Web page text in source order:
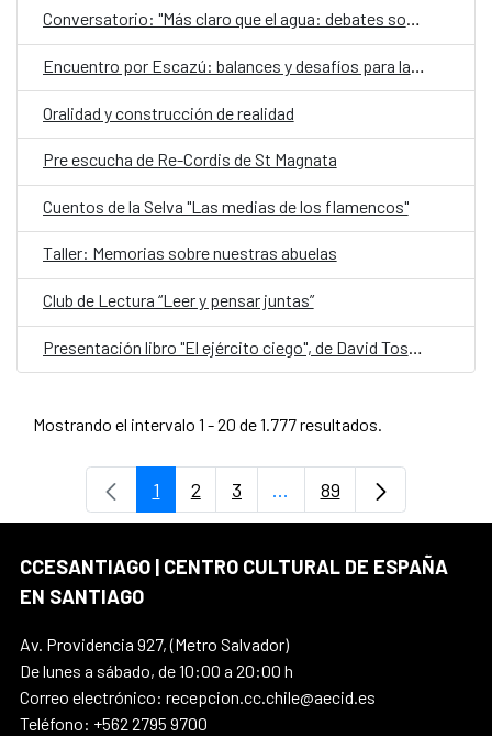
Conversatorio: "Más claro que el agua: debates sobre el futuro de los territorios hidrosociales del Aconcagua y El Maipo"
Encuentro por Escazú: balances y desafíos para la democracia ambiental en Chile
Oralidad y construcción de realidad
Pre escucha de Re-Cordis de St Magnata
Cuentos de la Selva "Las medias de los flamencos"
Taller: Memorias sobre nuestras abuelas
Club de Lectura “Leer y pensar juntas”
Mostrando el intervalo 1 - 20 de 1.777 resultados.
Página
1 Página
2 Página
3 ...Páginas intermedias
Página
89
CCESANTIAGO | CENTRO CULTURAL DE ESPAÑA
EN SANTIAGO
Av. Providencia 927, (Metro Salvador)
De lunes a sábado, de 10:00 a 20:00 h
Correo electrónico: recepcion.cc.chile@aecid.es
Teléfono: +562 2795 9700